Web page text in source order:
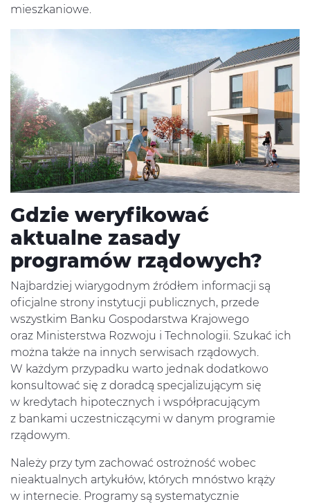
mieszkaniowe.
Gdzie weryfikować
aktualne zasady
programów rządowych?
Najbardziej wiarygodnym źródłem informacji są
oficjalne strony instytucji publicznych, przede
wszystkim Banku Gospodarstwa Krajowego
oraz Ministerstwa Rozwoju i Technologii. Szukać ich
można także na innych serwisach rządowych.
W każdym przypadku warto jednak dodatkowo
konsultować się z doradcą specjalizującym się
w kredytach hipotecznych i współpracującym
z bankami uczestniczącymi w danym programie
rządowym.
Należy przy tym zachować ostrożność wobec
nieaktualnych artykułów, których mnóstwo krąży
w internecie. Programy są systematycznie